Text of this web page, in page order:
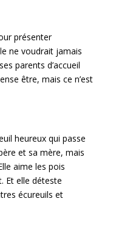
présenter
ne voudrait jamais
parents d’accueil
être, mais ce n’est
heureux qui passe
et sa mère, mais
aime les pois
Et elle déteste
écureuils et